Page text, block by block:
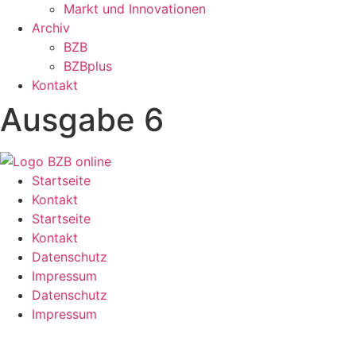
Markt und Innovationen
Archiv
BZB
BZBplus
Kontakt
Ausgabe 6
Startseite
Kontakt
Startseite
Kontakt
Datenschutz
Impressum
Datenschutz
Impressum